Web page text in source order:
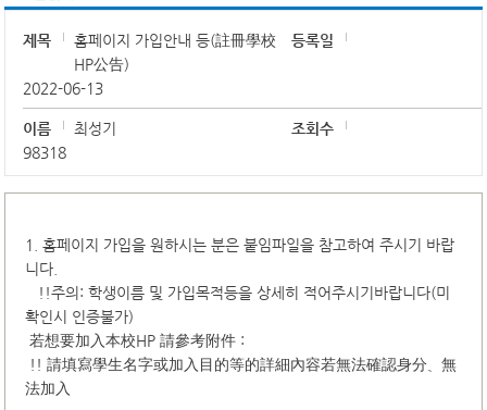
제목
홈페이지 가입안내 등(註冊學校
HP公告)
등록일
2022-06-13
이름 최성기
조회수
98318
1. 홈페이지 가입을 원하시는 분은 붙임파일을 참고하여 주시기 바랍
니다.
!!주의: 학생이름 및 가입목적등을 상세히 적어주시기바랍니다(미
확인시 인증불가)
若想要加入本校HP 請參考附件 :
!! 請填寫學生名字或加入目的等的詳細內容若無法確認身分、無
法加入